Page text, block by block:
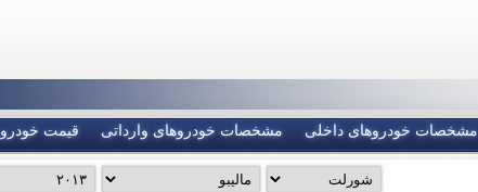
مشخصات خودروهای داخلی مشخصات خودروهای وارداتی قیمت خودرو